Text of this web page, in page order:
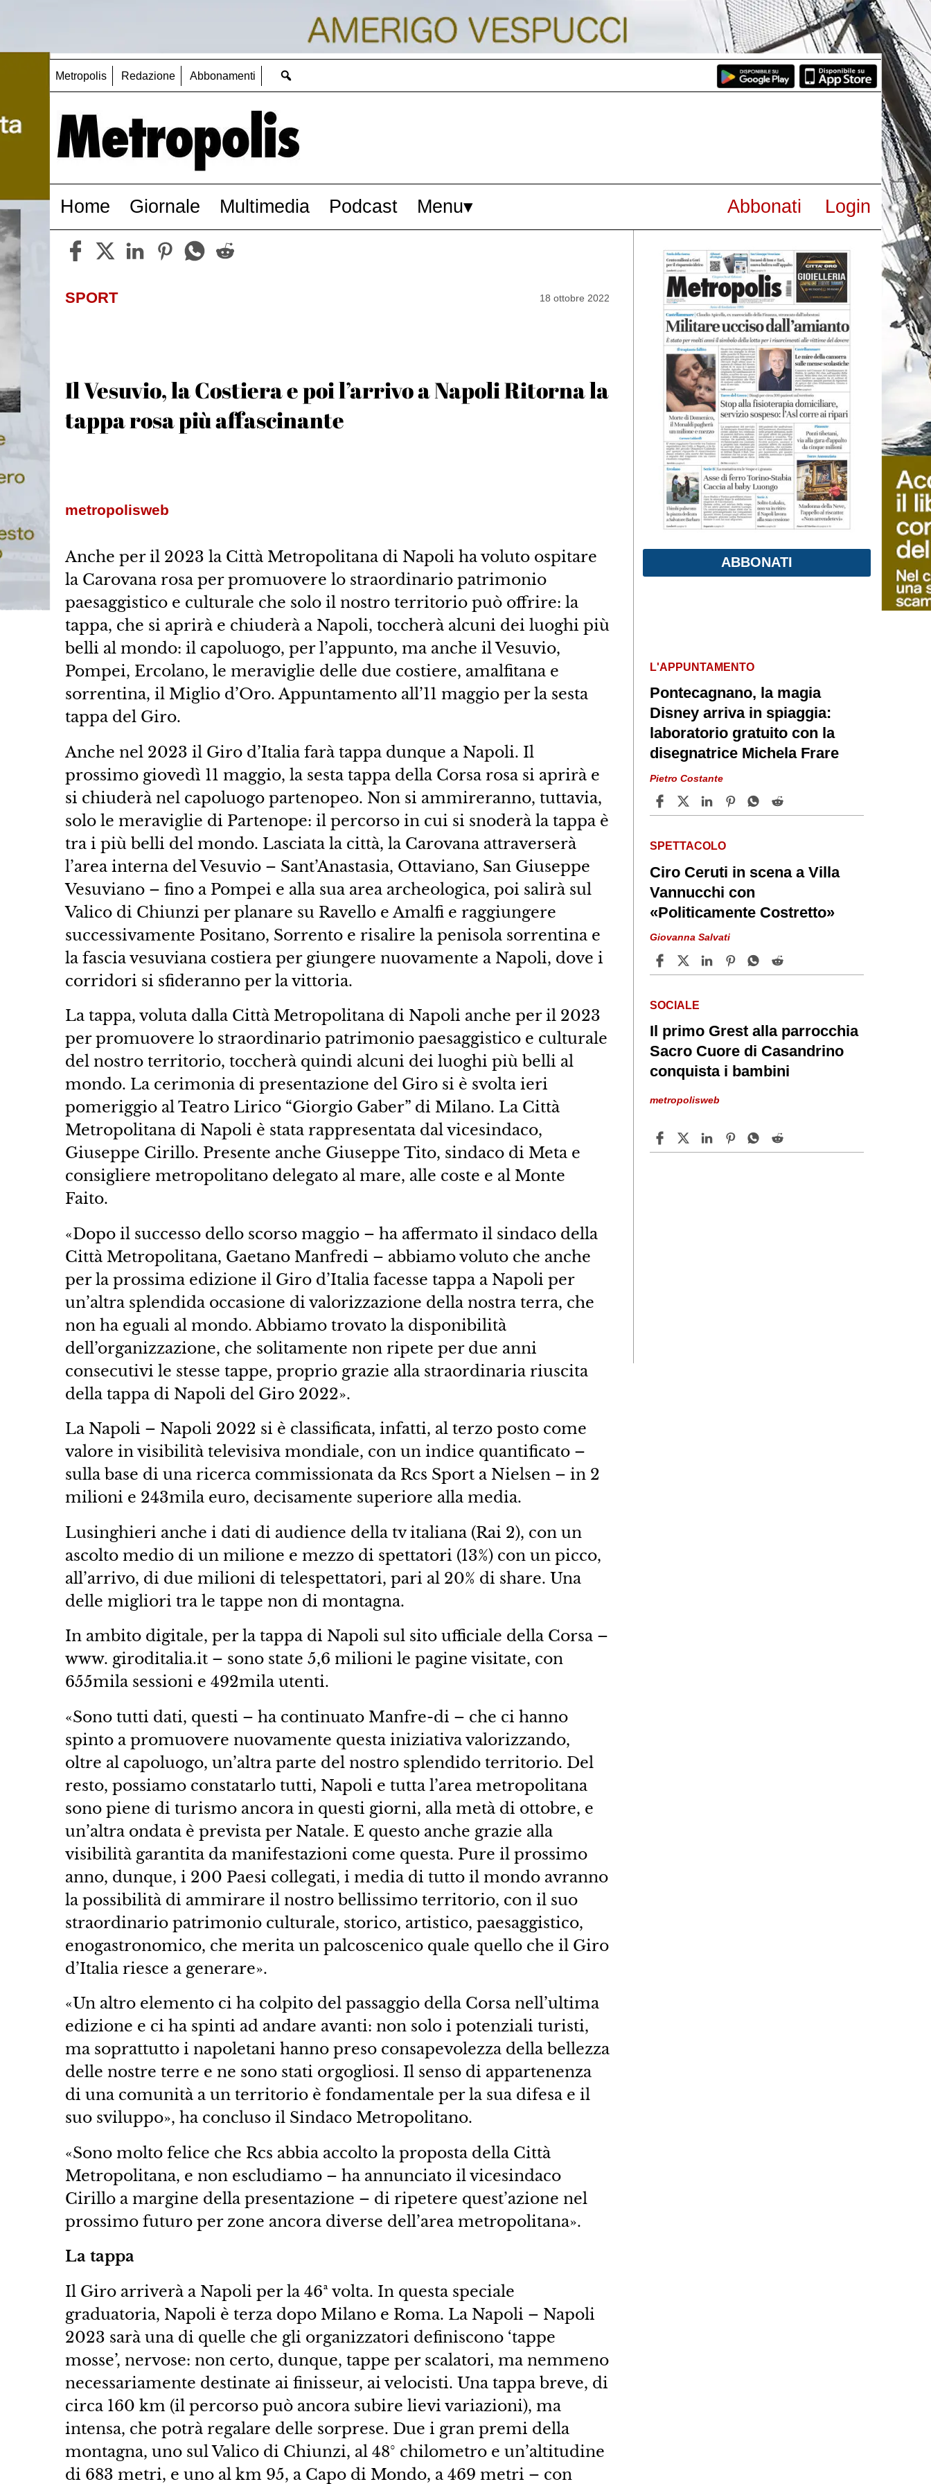
Metropolis Redazione Abbonamenti
Home Giornale Multimedia Podcast Menu Abbonati Login
SPORT 18 ottobre 2022
Il Vesuvio, la Costiera e poi l’arrivo a Napoli Ritorna la
tappa rosa più affascinante
metropolisweb
Anche per il 2023 la Città Metropolitana di Napoli ha voluto ospitare
la Carovana rosa per promuovere lo straordinario patrimonio
paesaggistico e culturale che solo il nostro territorio può offrire: la
tappa, che si aprirà e chiuderà a Napoli, toccherà alcuni dei luoghi più
belli al mondo: il capoluogo, per l’appunto, ma anche il Vesuvio,
Pompei, Ercolano, le meraviglie delle due costiere, amalfitana e
sorrentina, il Miglio d’Oro. Appuntamento all’11 maggio per la sesta
tappa del Giro.
Anche nel 2023 il Giro d’Italia farà tappa dunque a Napoli. Il
prossimo giovedì 11 maggio, la sesta tappa della Corsa rosa si aprirà e
si chiuderà nel capoluogo partenopeo. Non si ammireranno, tuttavia,
solo le meraviglie di Partenope: il percorso in cui si snoderà la tappa è
tra i più belli del mondo. Lasciata la città, la Carovana attraverserà
l’area interna del Vesuvio – Sant’Anastasia, Ottaviano, San Giuseppe
Vesuviano – fino a Pompei e alla sua area archeologica, poi salirà sul
Valico di Chiunzi per planare su Ravello e Amalfi e raggiungere
successivamente Positano, Sorrento e risalire la penisola sorrentina e
la fascia vesuviana costiera per giungere nuovamente a Napoli, dove i
corridori si sfideranno per la vittoria.
La tappa, voluta dalla Città Metropolitana di Napoli anche per il 2023
per promuovere lo straordinario patrimonio paesaggistico e culturale
del nostro territorio, toccherà quindi alcuni dei luoghi più belli al
mondo. La cerimonia di presentazione del Giro si è svolta ieri
pomeriggio al Teatro Lirico “Giorgio Gaber” di Milano. La Città
Metropolitana di Napoli è stata rappresentata dal vicesindaco,
Giuseppe Cirillo. Presente anche Giuseppe Tito, sindaco di Meta e
consigliere metropolitano delegato al mare, alle coste e al Monte
Faito.
«Dopo il successo dello scorso maggio – ha affermato il sindaco della
Città Metropolitana, Gaetano Manfredi – abbiamo voluto che anche
per la prossima edizione il Giro d’Italia facesse tappa a Napoli per
un’altra splendida occasione di valorizzazione della nostra terra, che
non ha eguali al mondo. Abbiamo trovato la disponibilità
dell’organizzazione, che solitamente non ripete per due anni
consecutivi le stesse tappe, proprio grazie alla straordinaria riuscita
della tappa di Napoli del Giro 2022».
La Napoli – Napoli 2022 si è classificata, infatti, al terzo posto come
valore in visibilità televisiva mondiale, con un indice quantificato –
sulla base di una ricerca commissionata da Rcs Sport a Nielsen – in 2
milioni e 243mila euro, decisamente superiore alla media.
Lusinghieri anche i dati di audience della tv italiana (Rai 2), con un
ascolto medio di un milione e mezzo di spettatori (13%) con un picco,
all’arrivo, di due milioni di telespettatori, pari al 20% di share. Una
delle migliori tra le tappe non di montagna.
In ambito digitale, per la tappa di Napoli sul sito ufficiale della Corsa –
www. giroditalia.it – sono state 5,6 milioni le pagine visitate, con
655mila sessioni e 492mila utenti.
«Sono tutti dati, questi – ha continuato Manfre-di – che ci hanno
spinto a promuovere nuovamente questa iniziativa valorizzando,
oltre al capoluogo, un’altra parte del nostro splendido territorio. Del
resto, possiamo constatarlo tutti, Napoli e tutta l’area metropolitana
sono piene di turismo ancora in questi giorni, alla metà di ottobre, e
un’altra ondata è prevista per Natale. E questo anche grazie alla
visibilità garantita da manifestazioni come questa. Pure il prossimo
anno, dunque, i 200 Paesi collegati, i media di tutto il mondo avranno
la possibilità di ammirare il nostro bellissimo territorio, con il suo
straordinario patrimonio culturale, storico, artistico, paesaggistico,
enogastronomico, che merita un palcoscenico quale quello che il Giro
d’Italia riesce a generare».
«Un altro elemento ci ha colpito del passaggio della Corsa nell’ultima
edizione e ci ha spinti ad andare avanti: non solo i potenziali turisti,
ma soprattutto i napoletani hanno preso consapevolezza della bellezza
delle nostre terre e ne sono stati orgogliosi. Il senso di appartenenza
di una comunità a un territorio è fondamentale per la sua difesa e il
suo sviluppo», ha concluso il Sindaco Metropolitano.
«Sono molto felice che Rcs abbia accolto la proposta della Città
Metropolitana, e non escludiamo – ha annunciato il vicesindaco
Cirillo a margine della presentazione – di ripetere quest’azione nel
prossimo futuro per zone ancora diverse dell’area metropolitana».
La tappa
Il Giro arriverà a Napoli per la 46ª volta. In questa speciale
graduatoria, Napoli è terza dopo Milano e Roma. La Napoli – Napoli
2023 sarà una di quelle che gli organizzatori definiscono ‘tappe
mosse’, nervose: non certo, dunque, tappe per scalatori, ma nemmeno
necessariamente destinate ai finisseur, ai velocisti. Una tappa breve, di
circa 160 km (il percorso può ancora subire lievi variazioni), ma
intensa, che potrà regalare delle sorprese. Due i gran premi della
montagna, uno sul Valico di Chiunzi, al 48° chilometro e un’altitudine
di 683 metri, e uno al km 95, a Capo di Mondo, a 469 metri – con
ABBONATI
L'APPUNTAMENTO
Pontecagnano, la magia
Disney arriva in spiaggia:
laboratorio gratuito con la
disegnatrice Michela Frare
Pietro Costante
SPETTACOLO
Ciro Ceruti in scena a Villa
Vannucchi con
«Politicamente Costretto»
Giovanna Salvati
SOCIALE
Il primo Grest alla parrocchia
Sacro Cuore di Casandrino
conquista i bambini
metropolisweb